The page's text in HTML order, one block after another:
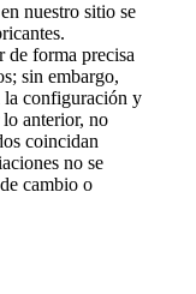
nuestro sitio se
de forma precisa
sin embargo,
la configuración y
anterior, no
coincidan
no se
cambio o